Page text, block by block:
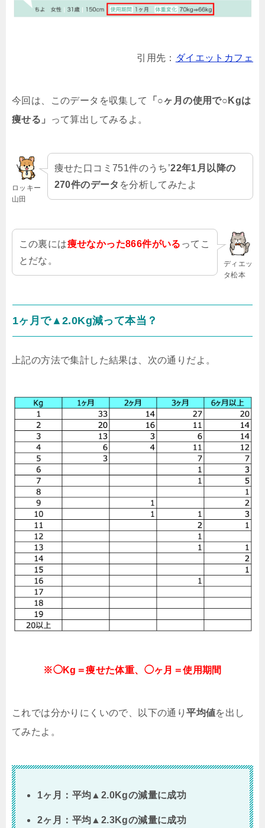
引用先： ダイエットカフェ
今回は、このデータを収集して
「○ヶ月の使用で○Kgは
痩せる」
って算出してみるよ。
ロッキー
山田
痩せた口コミ751件のうち’22年1月以降の
270件のデータ を分析してみたよ
ディエッ
タ松本
この裏には痩せなかった866件がいる ってこ
とだな。
1ヶ月で▲2.0Kg減って本当？
上記の方法で集計した結果は、次の通りだよ。
※◯Kg＝痩せた体重、◯ヶ月＝使用期間
これでは分かりにくいので、以下の通り平均値を出し
てみたよ。
1ヶ月：平均▲2.0Kgの減量に成功
2ヶ月：平均▲2.3Kgの減量に成功